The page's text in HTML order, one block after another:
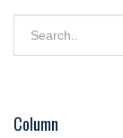
Column